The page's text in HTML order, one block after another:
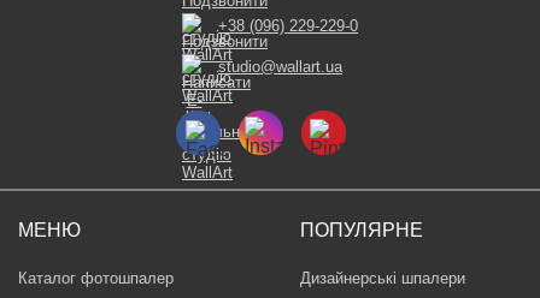
МЕНЮ
Каталог фотошпалер
ПОПУЛЯРНЕ
Дизайнерські шпалери
+38 (096) 229-229-0
studio@wallart.ua